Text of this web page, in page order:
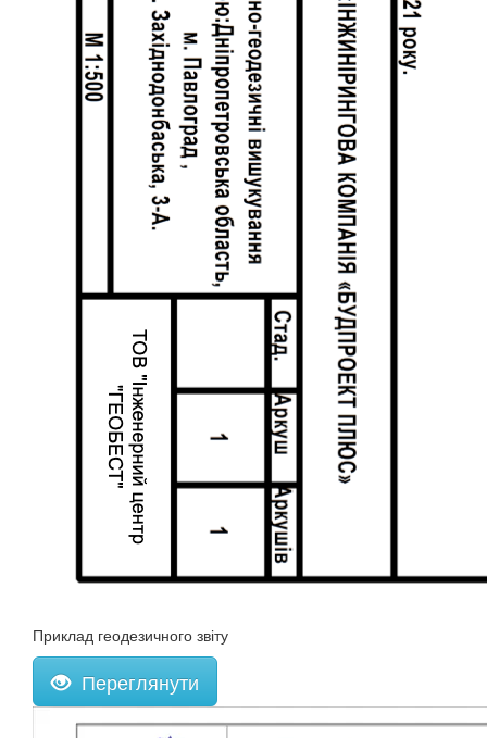
Приклад геодезичного звіту
Переглянути